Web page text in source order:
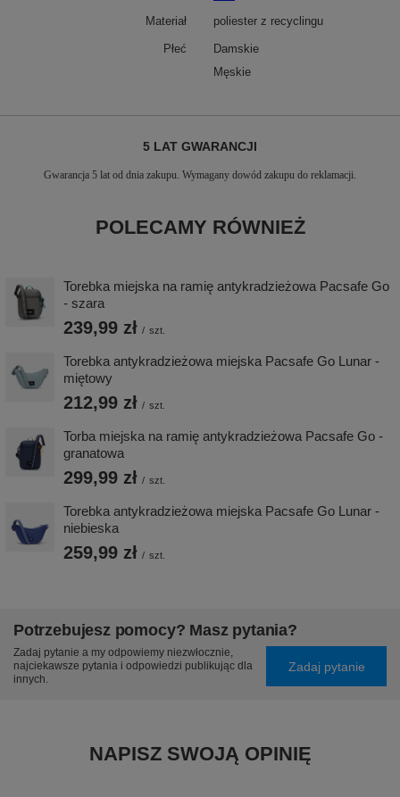
Materiał poliester z recyclingu
Płeć
Damskie
Męskie
5 LAT GWARANCJI
Gwarancja 5 lat od dnia zakupu. Wymagany dowód zakupu do reklamacji.
POLECAMY RÓWNIEŻ
Torebka miejska na ramię antykradzieżowa Pacsafe Go
- szara
239,99 zł / szt.
Torebka antykradzieżowa miejska Pacsafe Go Lunar -
miętowy
212,99 zł / szt.
Torba miejska na ramię antykradzieżowa Pacsafe Go -
granatowa
299,99 zł / szt.
Torebka antykradzieżowa miejska Pacsafe Go Lunar -
niebieska
259,99 zł / szt.
Potrzebujesz pomocy? Masz pytania?
Zadaj pytanie a my odpowiemy niezwłocznie,
najciekawsze pytania i odpowiedzi publikując dla
innych.
Zadaj pytanie
NAPISZ SWOJĄ OPINIĘ